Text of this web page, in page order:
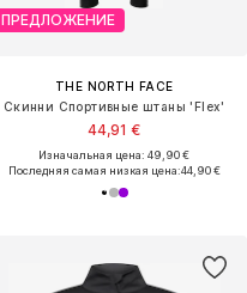
ПРЕДЛОЖЕНИЕ
THE NORTH FACE
Скинни Спортивные штаны 'Flex'
44,91 €
Изначальная цена: 49,90 €
Последняя самая низкая цена:44,90 €